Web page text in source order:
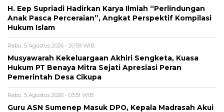
H. Eep Supriadi Hadirkan Karya Ilmiah “Perlindungan
Anak Pasca Perceraian”, Angkat Perspektif Kompilasi
Hukum Islam
Rabu, 5 Agustus 2026 - 20:59 WIB
Musyawarah Kekeluargaan Akhiri Sengketa, Kuasa
Hukum PT Benaya Mitra Sejati Apresiasi Peran
Pemerintah Desa Cikupa
Rabu, 5 Agustus 2026 - 03:51 WIB
Guru ASN Sumenep Masuk DPO, Kepala Madrasah Akui